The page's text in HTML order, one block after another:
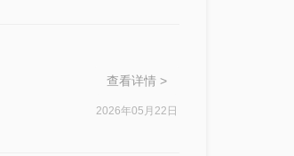
查看详情 >
2026年05月22日